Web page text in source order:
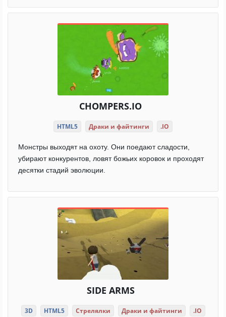
CHOMPERS.IO
HTML5 Драки и файтинги .IO
Монстры выходят на охоту. Они поедают сладости,
убирают конкурентов, ловят божьих коровок и проходят
десятки стадий эволюции.
SIDE ARMS
3D HTML5 Стрелялки Драки и файтинги .IO